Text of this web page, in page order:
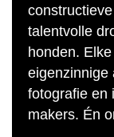
talentvolle
honden.
eigenzinnige
fotografie en
makers. Én